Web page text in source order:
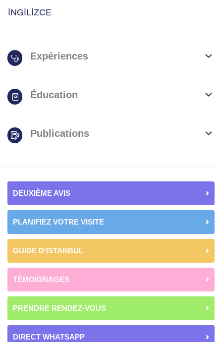
İNGİLİZCE
Expériences
Éducation
Publications
DEUXIÈME AVIS
PLANIFIEZ VOTRE VISITE
GUIDE D'ISTANBUL
TÉMOIGNAGES
PRENDRE RENDEZ-VOUS
DIRECT WHATSAPP